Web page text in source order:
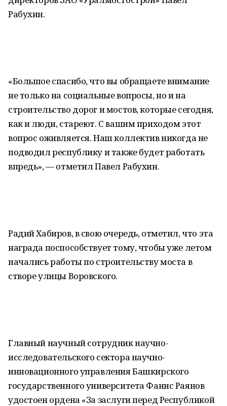
Рабухин.
«Большое спасибо, что вы обращаете внимание
не только на социальные вопросы, но и на
строительство дорог и мостов, которые сегодня,
как и люди, стареют. С вашим приходом этот
вопрос оживляется. Наш коллектив никогда не
подводил республику и также будет работать
впредь», — отметил Павел Рабухин.
Радий Хабиров, в свою очередь, отметил, что эта
награда поспособствует тому, чтобы уже летом
начались работы по строительству моста в
створе улицы Воровского.
Главный научный сотрудник научно-
исследовательского сектора научно-
инновационного управления Башкирского
государственного университета Фанис Раянов
удостоен ордена «За заслуги перед Республикой